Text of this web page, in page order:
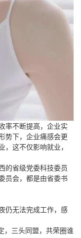
不断提高，企业实
势下，企业痛感会更
这不仅影响就业，
省级党委科技委员
员会，都是由省委书
无法完成工作，感
三头同盟，共荣圈谁